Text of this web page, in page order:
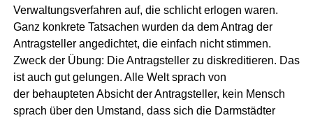
Verwaltungsverfahren auf, die schlicht erlogen waren.
Ganz konkrete Tatsachen wurden da dem Antrag der
Antragsteller angedichtet, die einfach nicht stimmen.
Zweck der Übung: Die Antragsteller zu diskreditieren. Das
ist auch gut gelungen. Alle Welt sprach von
der behaupteten Absicht der Antragsteller, kein Mensch
sprach über den Umstand, dass sich die Darmstädter